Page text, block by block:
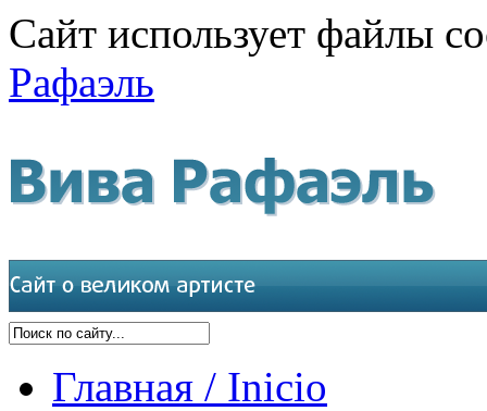
Сайт использует файлы
Рафаэль
Главная / Inicio